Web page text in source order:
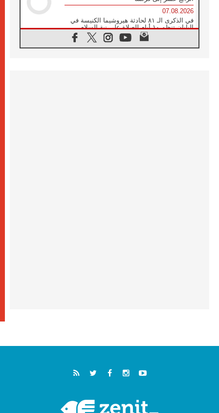
07.08.2026
في الذكرى الـ ٨١ لحادثة هيروشيما الكنيسة في
اليابان تنظم ١٠ أيام للصلاة على نية السلام
الكنيسة في الأوروغواي: زيارة البابا ستعزز